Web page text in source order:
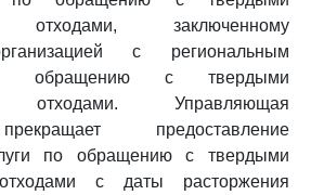
отходами, заключенному
с региональным
обращению с твердыми
отходами. Управляющая
предоставление
по обращению с твердыми
с даты расторжения